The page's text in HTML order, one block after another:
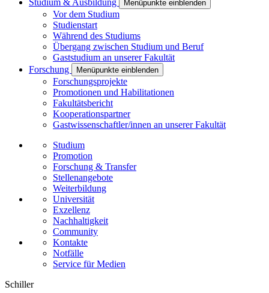
Menüpunkte einblenden
Vor dem Studium
Studienstart
Während des Studiums
Übergang zwischen Studium und Beruf
Gaststudium an unserer Fakultät
Forschung
Menüpunkte einblenden
Forschungsprojekte
Promotionen und Habilitationen
Fakultätsbericht
Kooperationspartner
Gastwissenschaftler/innen an unserer Fakultät
Studium
Promotion
Forschung & Transfer
Stellenangebote
Weiterbildung
Universität
Exzellenz
Nachhaltigkeit
Community
Kontakte
Notfälle
Service für Medien
Schiller